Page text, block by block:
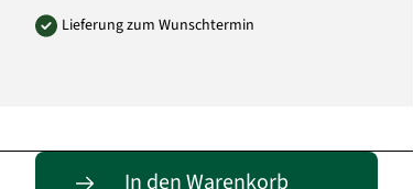
Lieferung zum Wunschtermin
In den Warenkorb
Passende Alternativen